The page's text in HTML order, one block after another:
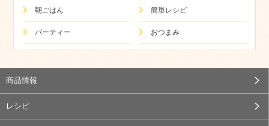
朝ごはん 簡単レシピ
パーティー おつまみ
商品情報
レシピ